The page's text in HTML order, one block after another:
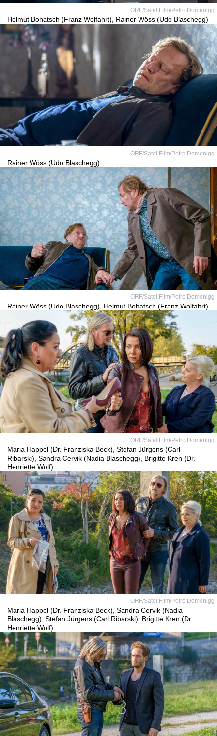
ORF/Satel Film/Petro Domenigg
Helmut Bohatsch (Franz Wolfahrt), Rainer Wöss (Udo Blaschegg)
ORF/Satel Film/Petro Domenigg
Rainer Wöss (Udo Blaschegg)
ORF/Satel Film/Petro Domenigg
Rainer Wöss (Udo Blaschegg), Helmut Bohatsch (Franz Wolfahrt)
ORF/Satel Film/Petro Domenigg
Maria Happel (Dr. Franziska Beck), Stefan Jürgens (Carl
Ribarski), Sandra Cervik (Nadia Blaschegg), Brigitte Kren (Dr.
Henriette Wolf)
ORF/Satel Film/Petro Domenigg
Maria Happel (Dr. Franziska Beck), Sandra Cervik (Nadia
Blaschegg), Stefan Jürgens (Carl Ribarski), Brigitte Kren (Dr.
Henriette Wolf)